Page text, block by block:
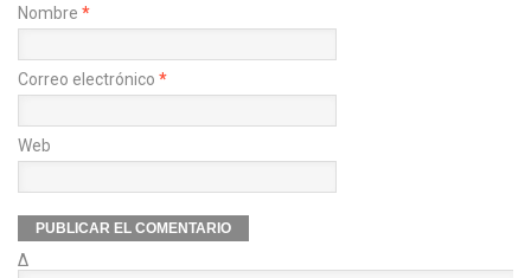
Nombre *
Correo electrónico *
Web
Δ